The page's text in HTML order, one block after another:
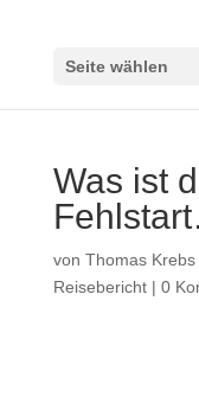
Seite wählen
Was ist
von Thomas Krebs
Reisebericht| 0